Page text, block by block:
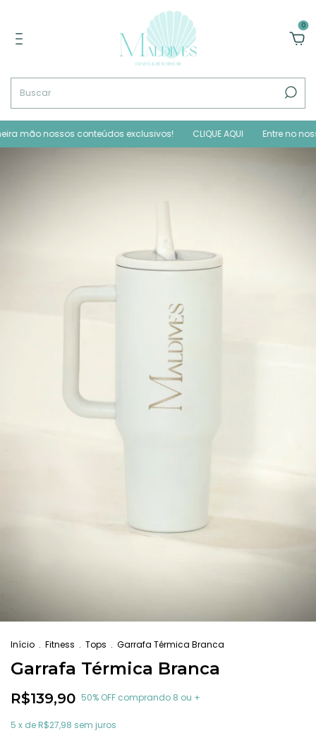
0
nossos conteúdos exclusivos! CLIQUE AQUI Entre no nosso
Início . Fitness . Tops . Garrafa Térmica Branca
Garrafa Térmica Branca
R$139,90 50% OFF comprando 8 ou +
5 x de R$27,98 sem juros